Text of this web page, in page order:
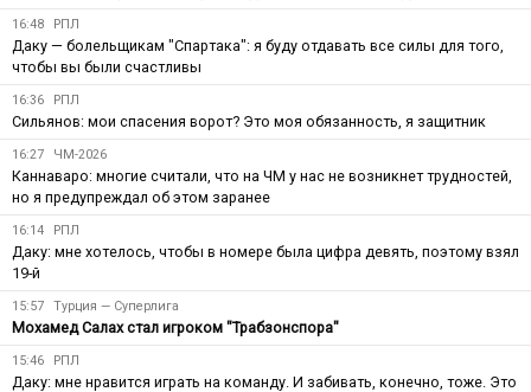
16:48 РПЛ
Даку — болельщикам "Спартака": я буду отдавать все силы для того,
чтобы вы были счастливы
16:36 РПЛ
Сильянов: мои спасения ворот? Это моя обязанность, я защитник
16:27 ЧМ-2026
Каннаваро: многие считали, что на ЧМ у нас не возникнет трудностей,
но я предупреждал об этом заранее
16:14 РПЛ
Даку: мне хотелось, чтобы в номере была цифра девять, поэтому взял
19-й
15:57 Турция — Суперлига
Мохамед Салах стал игроком "Трабзонспора"
15:46 РПЛ
Даку: мне нравится играть на команду. И забивать, конечно, тоже. Это